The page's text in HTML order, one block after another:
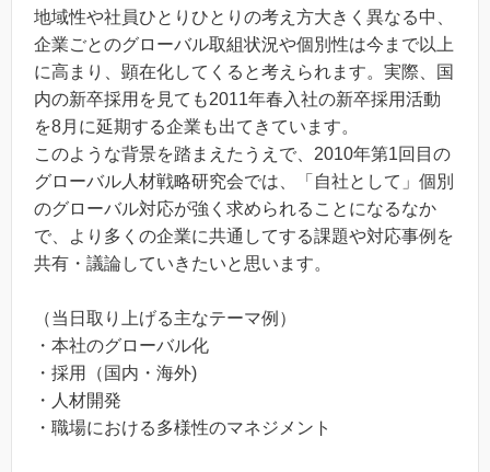
地域性や社員ひとりひとりの考え方大きく異なる中、
企業ごとのグローバル取組状況や個別性は今まで以上
に高まり、顕在化してくると考えられます。実際、国
内の新卒採用を見ても2011年春入社の新卒採用活動
を8月に延期する企業も出てきています。
このような背景を踏まえたうえで、2010年第1回目の
グローバル人材戦略研究会では、「自社として」個別
のグローバル対応が強く求められることになるなか
で、より多くの企業に共通してする課題や対応事例を
共有・議論していきたいと思います。
（当日取り上げる主なテーマ例）
・本社のグローバル化
・採用（国内・海外)
・人材開発
・職場における多様性のマネジメント